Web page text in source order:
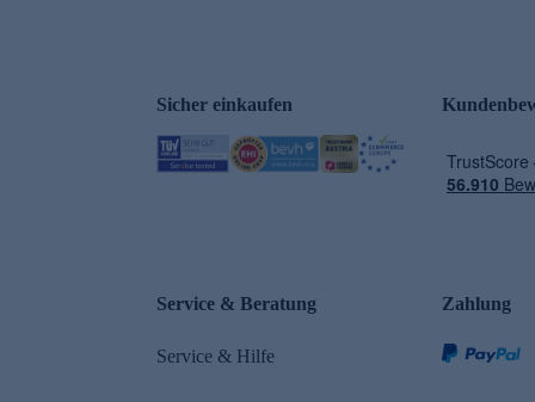
Sicher einkaufen
Service & Beratung
Service & Hilfe
Zahlung